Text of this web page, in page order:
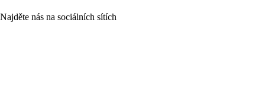
Najděte nás na sociálních sítích